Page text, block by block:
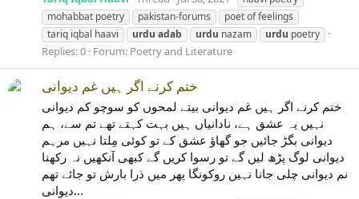
mohabbat poetry
pakistan-forums
poet of feelings
tariq iqbal haavi
urdu adab urdu nazam urdu poetry
Replies: 0 Forum: Poetry and Literature
ختم کرنے اگر ہیں غم دیوانی
ختم کرنے اگر ہیں غم دیوانی بیتے لمحوں کو سوچو کم دیوانی
نہیں یہ عشق ہے، نادانیاں ہیں بہت کہتے تھے تم سے، ہم
دیوانی بگڑ جائیں جو گھاﺅ عشق کے تو کوئی مِلتا نہیں مرہم
دیوانی لوگ پڑھ لیں گے تو رسوا کریں گے کبھی آنکھیں نہ رکھنا
نم دیوانی چلی جانا نہیں روکونگا پھر میں ذرا بارش تو جائے تھم
دیوانی...